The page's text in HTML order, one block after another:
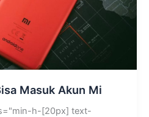
Masuk Akun Mi
h-[20px] text-